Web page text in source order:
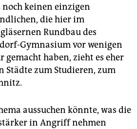
keinen einzigen
die hier im
Rundbau des
Gymnasium vor wenigen
haben, zieht es eher
Städte zum Studieren, zum
aussuchen könnte, was die
in Angriff nehmen